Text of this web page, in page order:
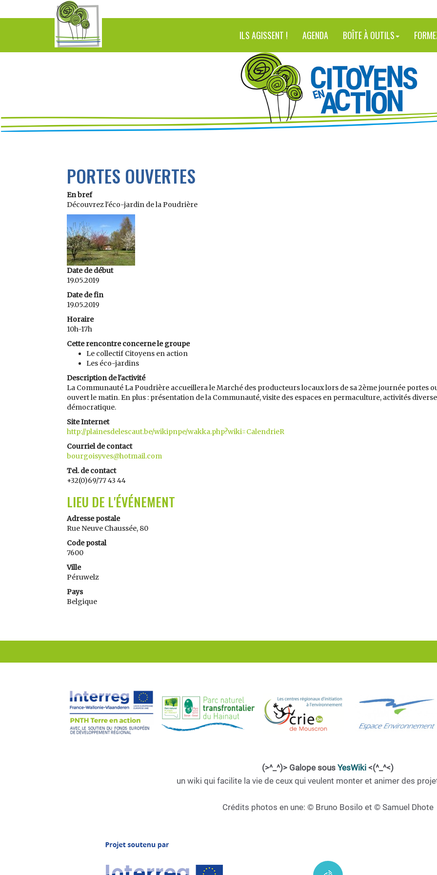
ILS AGISSENT ! AGENDA BOÎTE À OUTILS
PORTES OUVERTES
En bref
Découvrez l'éco-jardin de la Poudrière
Date de début
19.05.2019
Date de fin
19.05.2019
Horaire
10h-17h
Cette rencontre concerne le groupe
Le collectif Citoyens en action
Les éco-jardins
Description de l'activité
La Communauté La Poudrière accueillera le Marché des producteurs locaux lors de sa 2ème journée portes
ouvert le matin. En plus : présentation de la Communauté, visite des espaces en permaculture, activités
démocratique.
Site Internet
http://plainesdelescaut.be/wikipnpe/wakka.php?wiki=CalendrieR
Courriel de contact
bourgoisyves@hotmail.com
Tel. de contact
+32(0)69/77 43 44
LIEU DE L'ÉVÉNEMENT
Adresse postale
Rue Neuve Chaussée, 80
Code postal
7600
Ville
Péruwelz
Pays
Belgique